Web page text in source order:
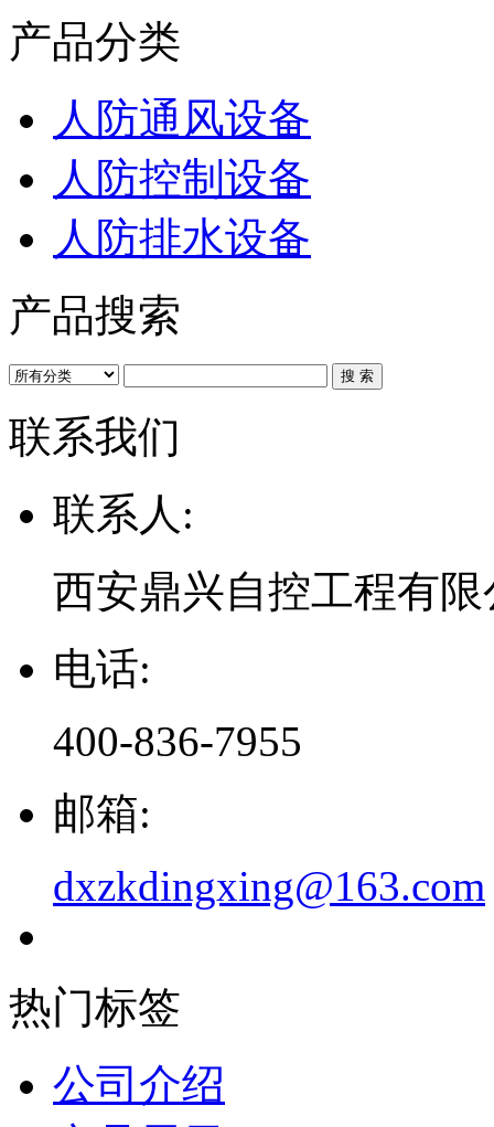
产品分类
人防通风设备
人防控制设备
人防排水设备
产品搜索
联系我们
联系人:
西安鼎兴自控工程有限
电话:
400-836-7955
邮箱:
dxzkdingxing@163.com
热门标签
公司介绍